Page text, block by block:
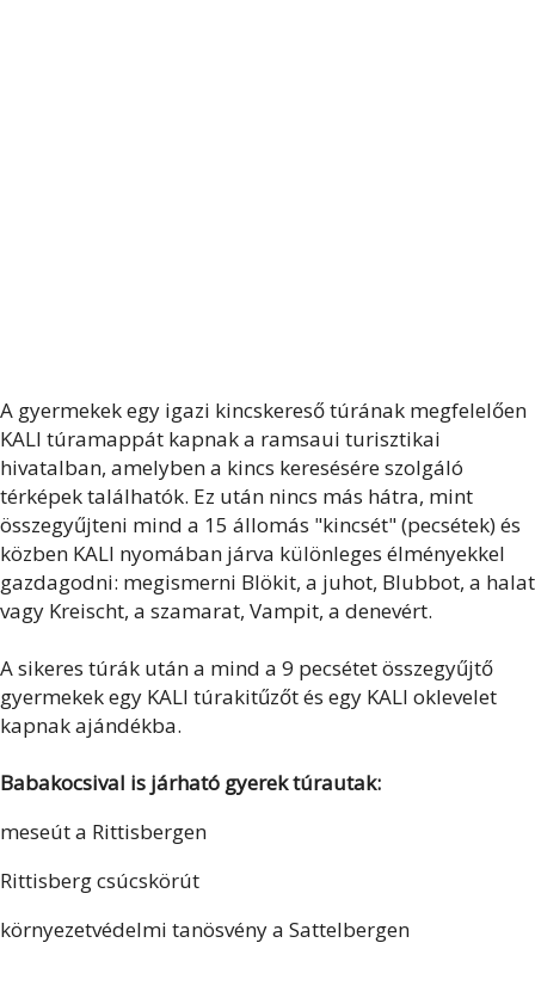
A gyermekek egy igazi kincskereső túrának megfelelően
KALI túramappát kapnak a ramsaui turisztikai
hivatalban, amelyben a kincs keresésére szolgáló
térképek találhatók. Ez után nincs más hátra, mint
összegyűjteni mind a 15 állomás "kincsét" (pecsétek) és
közben KALI nyomában járva különleges élményekkel
gazdagodni: megismerni Blökit, a juhot, Blubbot, a halat
vagy Kreischt, a szamarat, Vampit, a denevért.
A sikeres túrák után a mind a 9 pecsétet összegyűjtő
gyermekek egy KALI túrakitűzőt és egy KALI oklevelet
kapnak ajándékba.
Babakocsival is járható gyerek túrautak:
meseút a Rittisbergen
Rittisberg csúcskörút
környezetvédelmi tanösvény a Sattelbergen